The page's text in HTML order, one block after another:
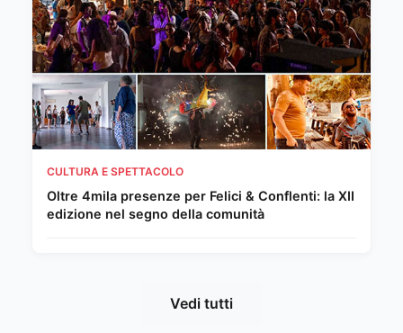
CULTURA E SPETTACOLO
Oltre 4mila presenze per Felici & Conflenti: la XII
edizione nel segno della comunità
Vedi tutti